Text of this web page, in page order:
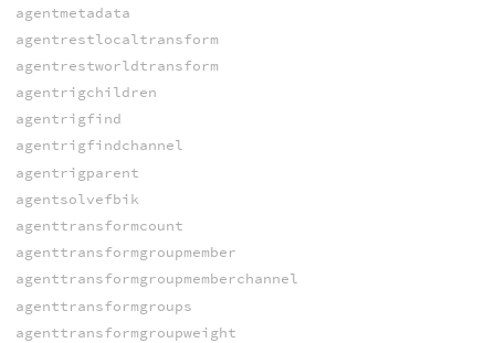
agentmetadata
agentrestlocaltransform
agentrestworldtransform
agentrigchildren
agentrigfind
agentrigfindchannel
agentrigparent
agentsolvefbik
agenttransformcount
agenttransformgroupmember
agenttransformgroupmemberchannel
agenttransformgroups
agenttransformgroupweight